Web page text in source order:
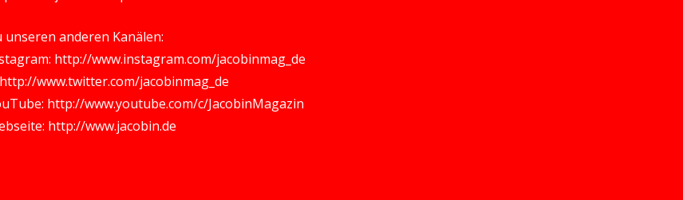
unseren anderen Kanälen:
http://www.instagram.com/jacobinmag_de
http://www.twitter.com/jacobinmag_de
http://www.youtube.com/c/JacobinMagazin
http://www.jacobin.de